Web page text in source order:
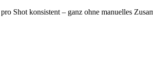
Shot konsistent – ganz ohne manuelles